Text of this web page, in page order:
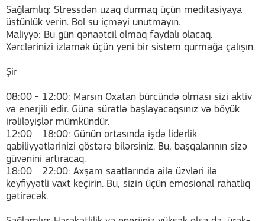
Sağlamlıq: Stressdən uzaq durmaq üçün meditasiyaya
üstünlük verin. Bol su içməyi unutmayın.
Maliyyə: Bu gün qənaətcil olmaq faydalı olacaq.
Xərclərinizi izləmək üçün yeni bir sistem qurmağa çalışın.
Şir
08:00 - 12:00: Marsın Oxatan bürcündə olması sizi aktiv
və enerjili edir. Günə sürətlə başlayacaqsınız və böyük
irəliləyişlər mümkündür.
12:00 - 18:00: Günün ortasında işdə liderlik
qabiliyyətlərinizi göstərə bilərsiniz. Bu, başqalarının sizə
güvənini artıracaq.
18:00 - 22:00: Axşam saatlarında ailə üzvləri ilə
keyfiyyətli vaxt keçirin. Bu, sizin üçün emosional rahatlıq
gətirəcək.